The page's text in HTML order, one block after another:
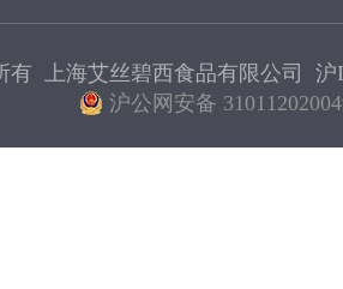
有 上海艾丝碧西食品有限公司 沪
沪公网安备